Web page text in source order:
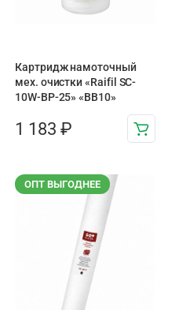
Картридж намоточный
мех. очистки «Raifil SC-
10W-BP-25» «BB10»
1 183 ₽
ОПТ ВЫГОДНЕЕ